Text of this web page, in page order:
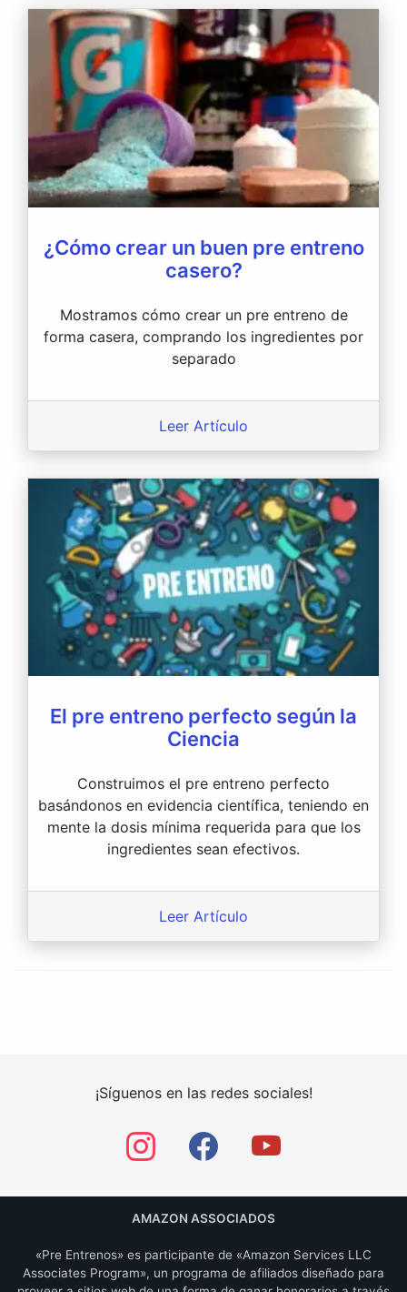
¿Cómo crear un buen pre entreno
casero?
Mostramos cómo crear un pre entreno de
forma casera, comprando los ingredientes por
separado
Leer Artículo
El pre entreno perfecto según la
Ciencia
Construimos el pre entreno perfecto
basándonos en evidencia científica, teniendo en
mente la dosis mínima requerida para que los
ingredientes sean efectivos.
Leer Artículo
¡Síguenos en las redes sociales!
AMAZON ASSOCIADOS
«Pre Entrenos» es participante de «Amazon Services LLC
Associates Program», un programa de afiliados diseñado para